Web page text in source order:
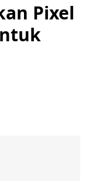
Pixel